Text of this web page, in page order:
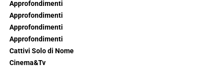
Approfondimenti
Approfondimenti
Approfondimenti
Approfondimenti
Cattivi Solo di Nome
Cinema&Tv